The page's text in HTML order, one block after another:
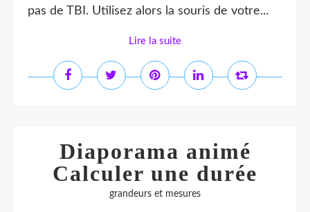
pas de TBI. Utilisez alors la souris de votre...
Lire la suite
Diaporama animé
Calculer une durée
grandeurs et mesures